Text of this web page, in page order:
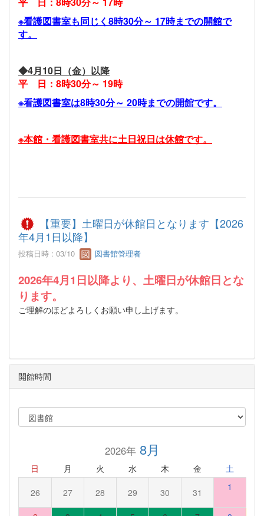
※看護図書室も同じく8時30分～ 17時までの開館で
す。
◆4月10日（金）以降
平 日：8時30分～ 19時
※看護図書室は8時30分～ 20時までの開館です。
※本館・看護図書室共に土日祝日は休館です。
【重要】土曜日が休館日となります【2026
年4月1日以降】
投稿日時 : 03/10 図書館管理者
2026年4月1日以降より、土曜日が休館日とな
ります。
ご理解のほどよろしくお願い申し上げます。
開館時間
2026年8月
日 月 火 水 木 金 土
26 27 28 29 30 31 1